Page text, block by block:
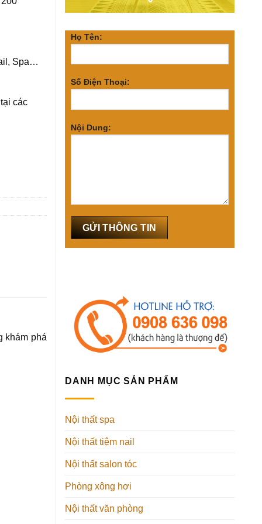
Họ Tên:
Số Điện Thoại:
Nội Dung:
DANH MỤC SẢN PHẨM
Nội thất spa
Nội thất tiệm nail
Nội thất salon tóc
Phòng xông hơi
Nội thất văn phòng
Spa…
các
khám phá